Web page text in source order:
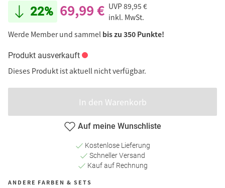
22% 69,99 € UVP89,95 €
inkl. MwSt.
Werde Member und sammel bis zu 350 Punkte!
Produkt ausverkauft
Dieses Produkt ist aktuell nicht verfügbar.
In den Warenkorb
Auf meine Wunschliste
Kostenlose Lieferung
Schneller Versand
Kauf auf Rechnung
ANDERE FARBEN & SETS